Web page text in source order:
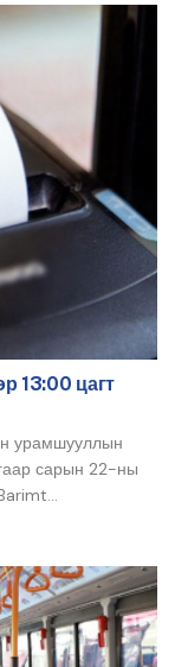
13:00 цагт
урамшууллын
сарын 22-ны